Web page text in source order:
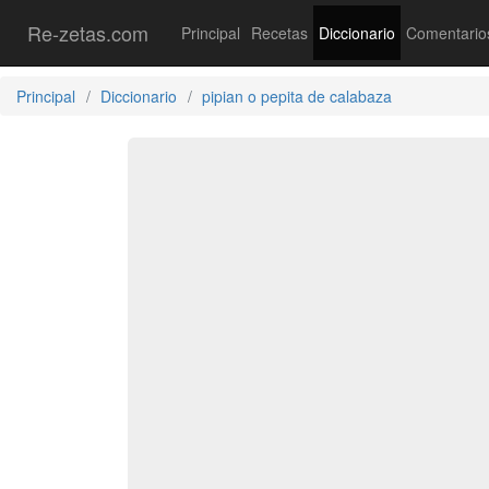
Re-zetas.com Principal Recetas Diccionario
Principal Diccionario pipian o pepita de calabaza